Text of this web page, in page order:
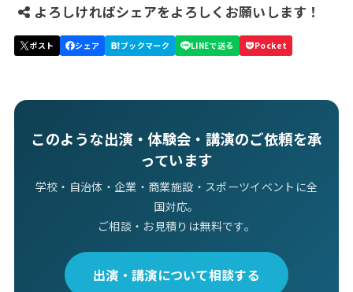
よろしければシェアをよろしくお願いします！
このような出演・体験会・講演のご依頼を承
っています
学校・自治体・企業・商業施設・スポーツイベントに全
国対応。
ご相談・お見積りは無料です。
出演・講演について相談する